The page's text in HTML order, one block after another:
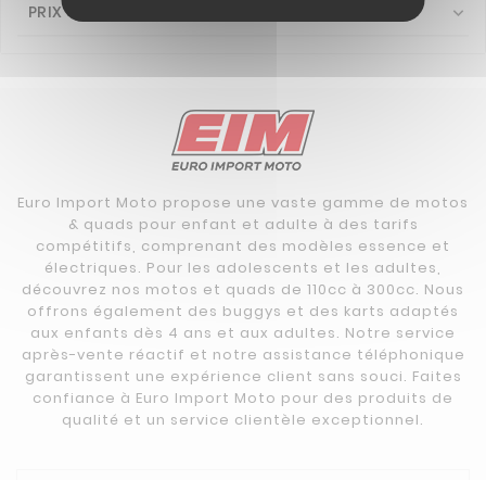
PRIX 
Euro Import Moto propose une vaste gamme de motos
& quads pour enfant et adulte à des tarifs
compétitifs, comprenant des modèles essence et
électriques. Pour les adolescents et les adultes,
découvrez nos motos et quads de 110cc à 300cc. Nous
offrons également des buggys et des karts adaptés
aux enfants dès 4 ans et aux adultes. Notre service
après-vente réactif et notre assistance téléphonique
garantissent une expérience client sans souci. Faites
confiance à Euro Import Moto pour des produits de
qualité et un service clientèle exceptionnel.